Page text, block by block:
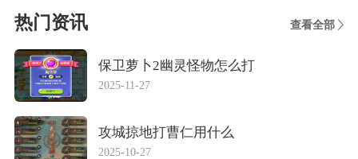
热门资讯 查看全部
保卫萝卜2幽灵怪物怎么打
2025-11-27
攻城掠地打曹仁用什么
2025-10-27